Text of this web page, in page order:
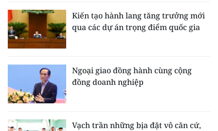
Kiến tạo hành lang tăng trưởng mới
qua các dự án trọng điểm quốc gia
Ngoại giao đồng hành cùng cộng
đồng doanh nghiệp
Vạch trần những bịa đặt vô căn cứ,